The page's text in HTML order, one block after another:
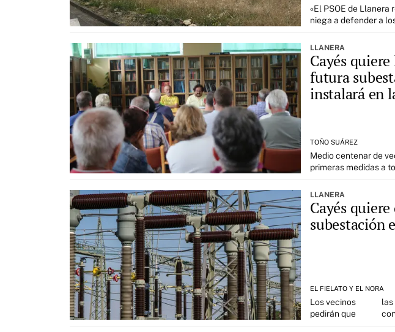
«El PSOE de Llanera
niega a defender a
LLANERA
Cayés quiere
futura
instalará en
TOÑO SUÁREZ
Medio centenar de
primeras medidas a
LLANERA
Cayés
subestación
EL FIELATO Y EL NORA
Los vecinos
pedirán que
las